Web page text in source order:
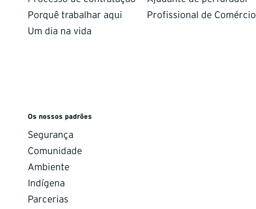
Porquê trabalhar aqui
Um dia na vida
Profissional de Comércio
Os nossos padrões
Segurança
Comunidade
Ambiente
Indígena
Parcerias
across key U.S.
advancing high-grade
through safe and